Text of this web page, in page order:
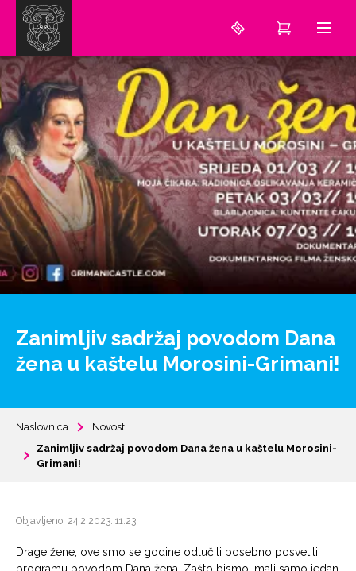
Zanimljiv sadržaj povodom Dana
žena u kaštelu Morosini-Grimani!
Naslovnica
Novosti
Zanimljiv sadržaj povodom Dana žena u kaštelu Morosini-
Grimani!
Objavljeno: 24.2.2023. 11:23
Drage žene, ove smo se godine odlučili posebno posvetiti